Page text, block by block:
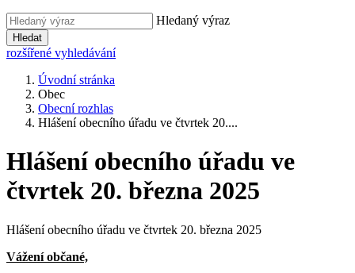
Hledaný výraz
Hledat
rozšířené vyhledávání
Úvodní stránka
Obec
Obecní rozhlas
Hlášení obecního úřadu ve čtvrtek 20....
Hlášení obecního úřadu ve
čtvrtek 20. března 2025
Hlášení obecního úřadu ve čtvrtek 20. března 2025
Vážení občané,